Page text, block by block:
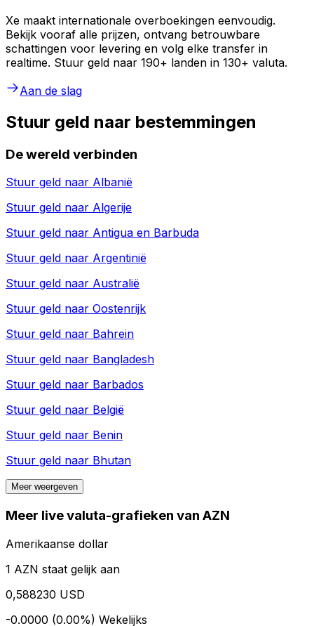
Xe maakt internationale overboekingen eenvoudig.
Bekijk vooraf alle prijzen, ontvang betrouwbare
schattingen voor levering en volg elke transfer in
realtime. Stuur geld naar 190+ landen in 130+ valuta.
Aan de slag
Stuur geld naar bestemmingen
De wereld verbinden
Stuur geld naar Albanië
Stuur geld naar Algerije
Stuur geld naar Antigua en Barbuda
Stuur geld naar Argentinië
Stuur geld naar Australië
Stuur geld naar Oostenrijk
Stuur geld naar Bahrein
Stuur geld naar Bangladesh
Stuur geld naar Barbados
Stuur geld naar België
Stuur geld naar Benin
Stuur geld naar Bhutan
Meer weergeven
Meer live valuta-grafieken van AZN
Amerikaanse dollar
1 AZN staat gelijk aan
0,588230 USD
-0.0000 (0.00%) Wekelijks